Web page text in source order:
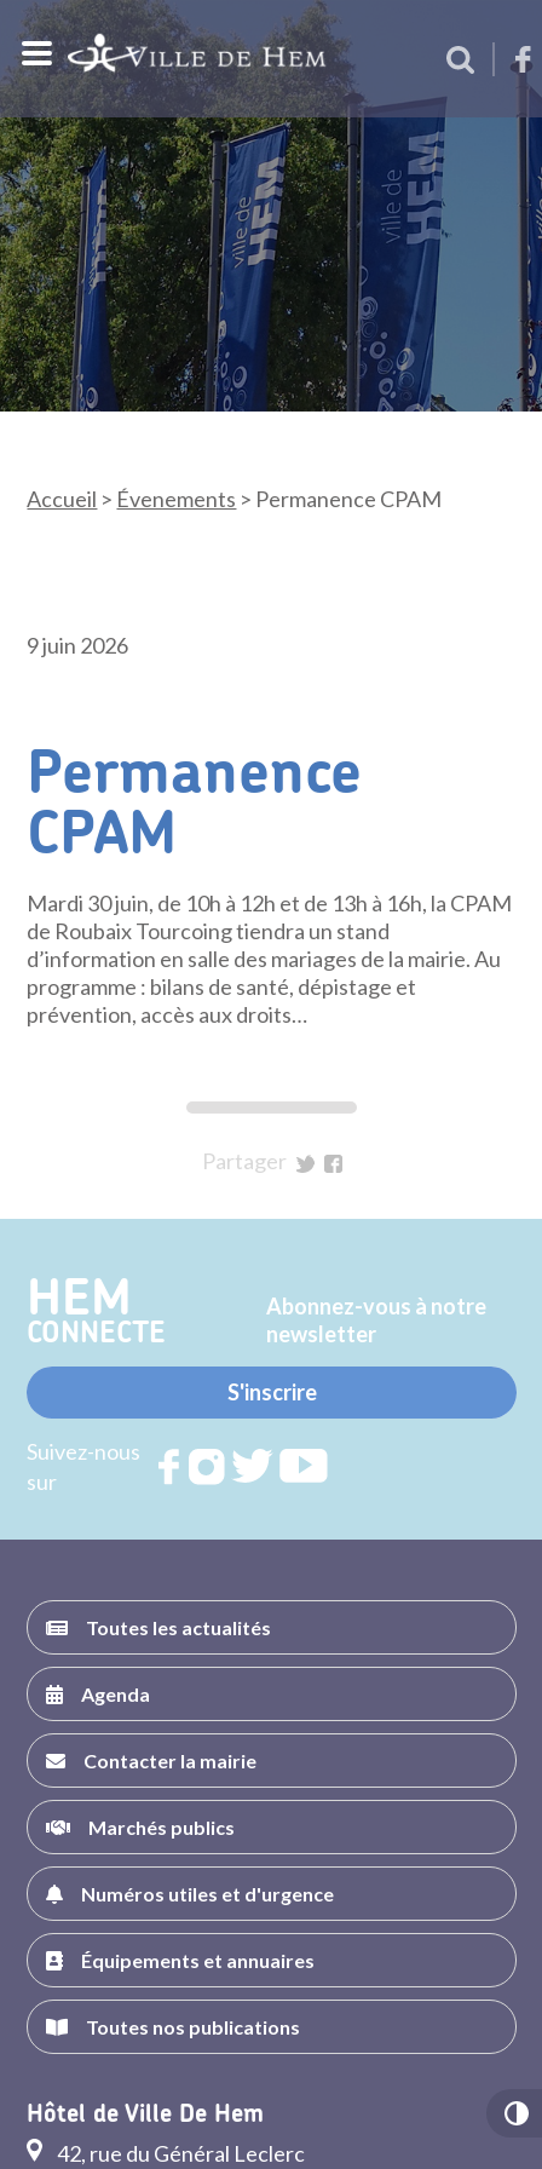
Accueil > Évenements > Permanence CPAM
9 juin 2026
Permanence
CPAM
Mardi 30 juin, de 10h à 12h et de 13h à 16h, la CPAM
de Roubaix Tourcoing tiendra un stand
d’information en salle des mariages de la mairie. Au
programme : bilans de santé, dépistage et
prévention, accès aux droits…
Partager
Twitter
Facebook
HEM
CONNECTE
Abonnez-vous à notre
newsletter
S'inscrire
Suivez-nous
sur
RejoignezRejoignezRejoignez
Toutes les actualités
Agenda
Contacter la mairie
Marchés publics
Numéros utiles et d'urgence
Équipements et annuaires
Toutes nos publications
Hôtel de Ville De Hem
42, rue du Général Leclerc